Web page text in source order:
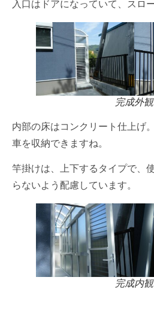
入口はドアになっていて、スロ
完成外観
内部の床はコンクリート仕上げ
車を収納できますね。
竿掛けは、上下するタイプで、
らないよう配慮しています。
完成内観